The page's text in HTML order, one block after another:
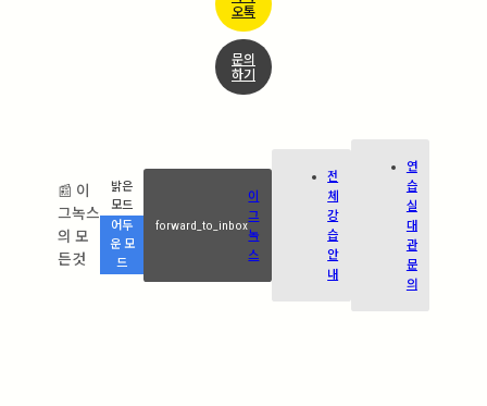
오톡
문의
하기
📰 이
그녹스
의 모
든것
밝은
모드
어두
운 모
드
forward_to_inbox
이
그
녹
스
전
체
강
습
안
내
연
습
실
대
관
문
의